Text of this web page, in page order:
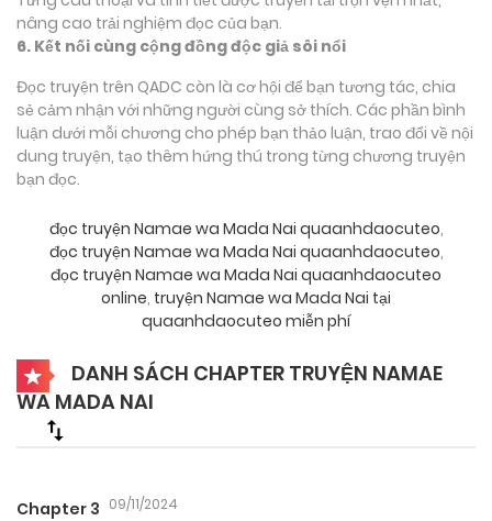
nâng cao trải nghiệm đọc của bạn.
6. Kết nối cùng cộng đồng độc giả sôi nổi
Đọc truyện trên QADC còn là cơ hội để bạn tương tác, chia
sẻ cảm nhận với những người cùng sở thích. Các phần bình
luận dưới mỗi chương cho phép bạn thảo luận, trao đổi về nội
dung truyện, tạo thêm hứng thú trong từng chương truyện
bạn đọc.
đọc truyện Namae wa Mada Nai quaanhdaocuteo,
đọc truyện Namae wa Mada Nai quaanhdaocuteo,
đọc truyện Namae wa Mada Nai quaanhdaocuteo
online, truyện Namae wa Mada Nai tại
quaanhdaocuteo miễn phí
DANH SÁCH CHAPTER TRUYỆN NAMAE
WA MADA NAI
Chapter 3 09/11/2024